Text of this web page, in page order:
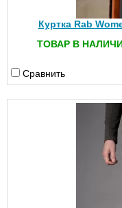
Куртка Rab
ТОВАР В
Сравнить